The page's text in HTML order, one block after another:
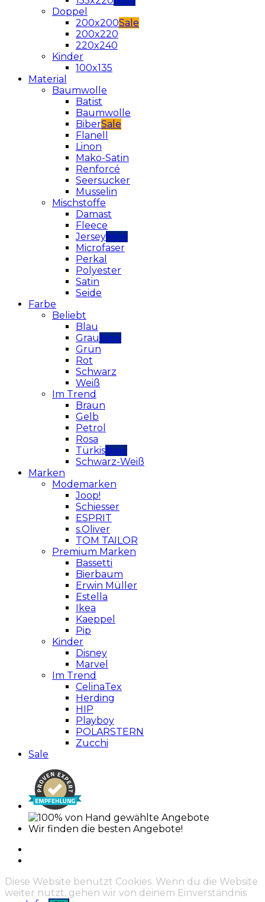
Doppel
200x200
200x220
220x240
Kinder
100x135
Material
Baumwolle
Batist
Baumwolle
Biber
Flanell
Linon
Mako-Satin
Renforcé
Seersucker
Musselin
Mischstoffe
Damast
Fleece
Jersey
Microfaser
Perkal
Polyester
Satin
Seide
Farbe
Beliebt
Blau
Grau
Grün
Rot
Schwarz
Weiß
Im Trend
Braun
Gelb
Petrol
Rosa
Türkis
Schwarz-Weiß
Marken
Modemarken
Joop!
Schiesser
ESPRIT
s.Oliver
TOM TAILOR
Premium Marken
Bassetti
Bierbaum
Erwin Müller
Estella
Ikea
Kaeppel
Pip
Kinder
Disney
Marvel
Im Trend
CelinaTex
Herding
HIP
Playboy
POLARSTERN
Zucchi
Sale
Wir finden die besten Angebote!
Diese Website benutzt Cookies. Wenn du die Website
weiter nutzt, gehen wir von deinem Einverständnis